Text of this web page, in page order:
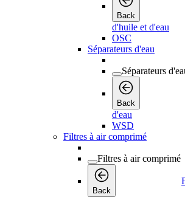
Back
d'huile et d'eau
OSC
Séparateurs d'eau
Séparateurs
Back
d'eau
WSD
Filtres à air comprimé
Filtres à air comprimé
Back